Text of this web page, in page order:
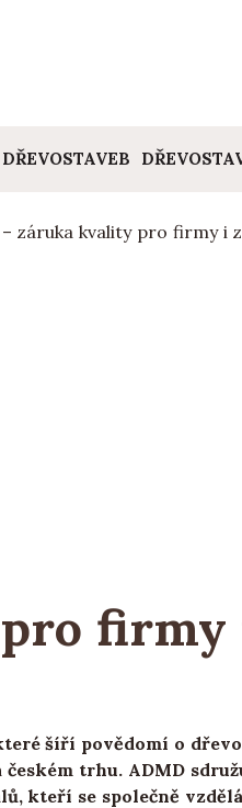
záruka kvality pro firmy i
firmy
šíří povědomí o
trhu. ADMD
kteří se společně